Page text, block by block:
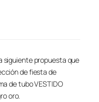
siguiente propuesta que
de fiesta de
de tubo VESTIDO
oro.